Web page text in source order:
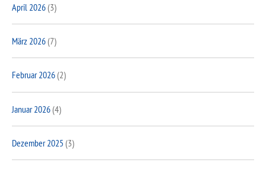
April 2026(3)
März 2026(7)
Februar 2026(2)
Januar 2026(4)
Dezember 2025 (3)